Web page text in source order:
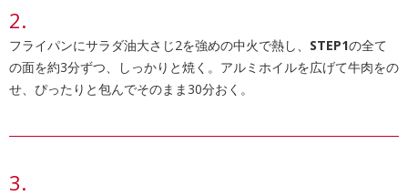
フライパンにサラダ油大さじ2を強めの中火で熱し、 STEP1の全て
の面を約3分ずつ、しっかりと焼く。アルミホイルを広げて牛肉をの
せ、ぴったりと包んでそのまま30分おく。